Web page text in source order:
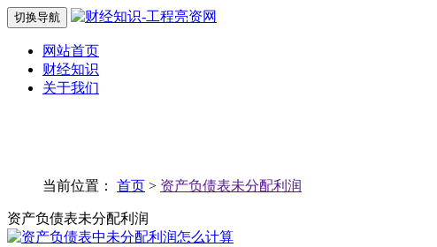
切换导航
网站首页
财经知识
关于我们
当前位置： 首页 > 资产负债表未分配利润
资产负债表未分配利润